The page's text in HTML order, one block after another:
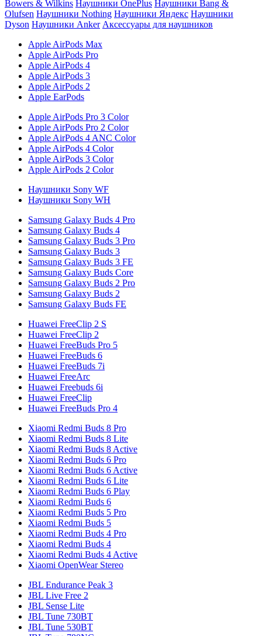
Bowers & Wilkins Наушники OnePlus Наушники Bang &
Olufsen Наушники Nothing Наушники Яндекс Наушники
Dyson Наушники Anker Аксессуары для наушников
Apple AirPods Max
Apple AirPods Pro
Apple AirPods 4
Apple AirPods 3
Apple AirPods 2
Apple EarPods
Apple AirPods Pro 3 Color
Apple AirPods Pro 2 Color
Apple AirPods 4 ANC Color
Apple AirPods 4 Color
Apple AirPods 3 Color
Apple AirPods 2 Color
Наушники Sony WF
Наушники Sony WH
Samsung Galaxy Buds 4 Pro
Samsung Galaxy Buds 4
Samsung Galaxy Buds 3 Pro
Samsung Galaxy Buds 3
Samsung Galaxy Buds 3 FE
Samsung Galaxy Buds Core
Samsung Galaxy Buds 2 Pro
Samsung Galaxy Buds 2
Samsung Galaxy Buds FE
Huawei FreeClip 2 S
Huawei FreeClip 2
Huawei FreeBuds Pro 5
Huawei FreeBuds 6
Huawei FreeBuds 7i
Huawei FreeArc
Huawei Freebuds 6i
Huawei FreeClip
Huawei FreeBuds Pro 4
Xiaomi Redmi Buds 8 Pro
Xiaomi Redmi Buds 8 Lite
Xiaomi Redmi Buds 8 Active
Xiaomi Redmi Buds 6 Pro
Xiaomi Redmi Buds 6 Active
Xiaomi Redmi Buds 6 Lite
Xiaomi Redmi Buds 6 Play
Xiaomi Redmi Buds 6
Xiaomi Redmi Buds 5 Pro
Xiaomi Redmi Buds 5
Xiaomi Redmi Buds 4 Pro
Xiaomi Redmi Buds 4
Xiaomi Redmi Buds 4 Active
Xiaomi OpenWear Stereo
JBL Endurance Peak 3
JBL Live Free 2
JBL Sense Lite
JBL Tune 730BT
JBL Tune 530BT